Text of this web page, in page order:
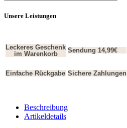
Unsere Leistungen
Leckeres Geschenk
im Warenkorb
Sendung 14,99€
Einfache Rückgabe Sichere Zahlungen
Beschreibung
Artikeldetails